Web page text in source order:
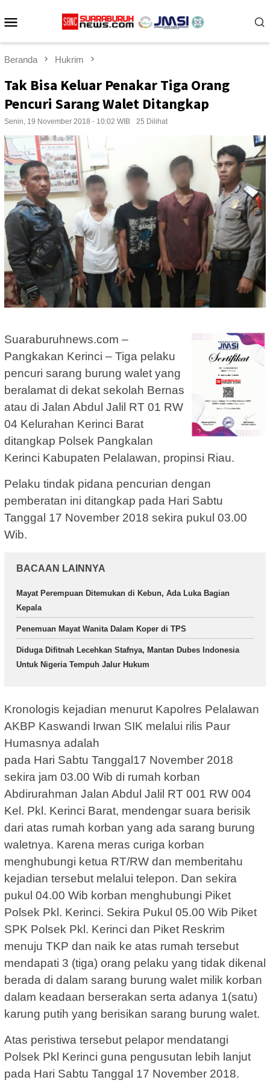
ke
Beranda Hukrim
Tak Bisa Keluar Penakar Tiga Orang
Pencuri Sarang Walet Ditangkap
Senin, 19 November 2018 - 10:02 WIB 25 Dilihat
Suaraburuhnews.com –
Pangkakan Kerinci – Tiga pelaku
pencuri sarang burung walet yang
beralamat di dekat sekolah Bernas
atau di Jalan Abdul Jalil RT 01 RW
04 Kelurahan Kerinci Barat
ditangkap Polsek Pangkalan
Kerinci Kabupaten Pelalawan, propinsi Riau.
Pelaku tindak pidana pencurian dengan
pemberatan ini ditangkap pada Hari Sabtu
Tanggal 17 November 2018 sekira pukul 03.00
Wib.
BACAAN LAINNYA
Mayat Perempuan Ditemukan di Kebun, Ada Luka Bagian
Kepala
Penemuan Mayat Wanita Dalam Koper di TPS
Diduga Difitnah Lecehkan Stafnya, Mantan Dubes Indonesia
Untuk Nigeria Tempuh Jalur Hukum
Kronologis kejadian menurut Kapolres Pelalawan
AKBP Kaswandi Irwan SIK melalui rilis Paur
Humasnya adalah
pada Hari Sabtu Tanggal17 November 2018
sekira jam 03.00 Wib di rumah korban
Abdirurahman Jalan Abdul Jalil RT 001 RW 004
Kel. Pkl. Kerinci Barat, mendengar suara berisik
dari atas rumah korban yang ada sarang burung
waletnya. Karena meras curiga korban
menghubungi ketua RT/RW dan memberitahu
kejadian tersebut melalui telepon. Dan sekira
pukul 04.00 Wib korban menghubungi Piket
Polsek Pkl. Kerinci. Sekira Pukul 05.00 Wib Piket
SPK Polsek Pkl. Kerinci dan Piket Reskrim
menuju TKP dan naik ke atas rumah tersebut
mendapati 3 (tiga) orang pelaku yang tidak dikenal
berada di dalam sarang burung walet milik korban
dalam keadaan berserakan serta adanya 1(satu)
karung putih yang berisikan sarang burung walet.
Atas peristiwa tersebut pelapor mendatangi
Polsek Pkl Kerinci guna pengusutan lebih lanjut
pada Hari Sabtu Tanggal 17 November 2018.